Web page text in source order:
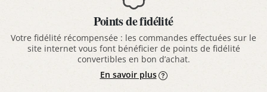
Points de fidélité
Votre fidélité récompensée : les commandes effectuées sur le
site internet vous font bénéficier de points de fidélité
convertibles en bon d’achat.
En savoir plus